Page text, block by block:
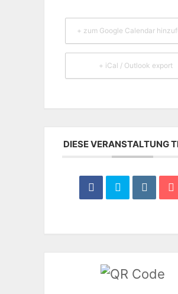
+ zum Google Calendar
+ iCal / Outlook export
DIESE VERANSTALTUNG